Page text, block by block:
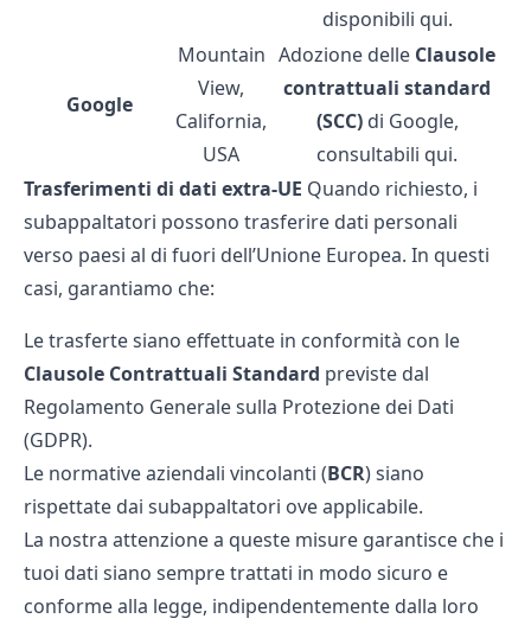
disponibili qui.
Google
Mountain
View,
California,
USA
Adozione delle Clausole
contrattuali standard
(SCC)di Google,
consultabili qui.
Trasferimenti di dati extra-UE Quando richiesto, i
subappaltatori possono trasferire dati personali
verso paesi al di fuori dell’Unione Europea. In questi
casi, garantiamo che:
Le trasferte siano effettuate in conformità con le
Clausole Contrattuali Standard previste dal
Regolamento Generale sulla Protezione dei Dati
(GDPR).
Le normative aziendali vincolanti (BCR) siano
rispettate dai subappaltatori ove applicabile.
La nostra attenzione a queste misure garantisce che i
tuoi dati siano sempre trattati in modo sicuro e
conforme alla legge, indipendentemente dalla loro